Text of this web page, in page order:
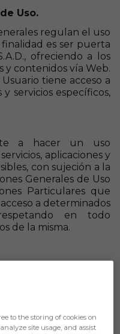
Uso.
regulan el uso
es ser puerta
ofreciendo a los
y contenidos vía Web.
tiene acceso a
servicios específicos,
a hacer un uso
aplicaciones y
con sujeción a la
Generales de Uso
Particulares que
a determinados
en todo
de la misma.
Generales de
reserva el derecho de
sin necesidad de
to the storing of cookies on
site usage, and assist